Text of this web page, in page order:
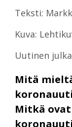
Teksti:
Kuva:
Uutinen
Mitä
Mitkä